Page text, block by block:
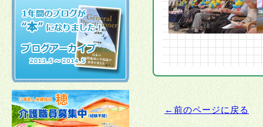
←前のページに戻る